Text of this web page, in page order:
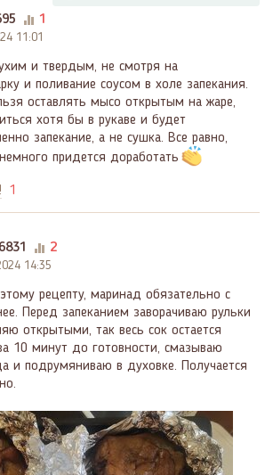
1
11:01
и твердым, не смотря на
и поливание соусом в холе запекания.
оставлять мысо открытым на жаре,
хотя бы в рукаве и будет
запекание, а не сушка. Все равно,
придется доработать
1
2
14:35
рецепту, маринад обязательно с
Перед запеканием заворачиваю рульки
открытыми, так весь сок остается
10 минут до готовности, смазываю
и подрумяниваю в духовке. Получается